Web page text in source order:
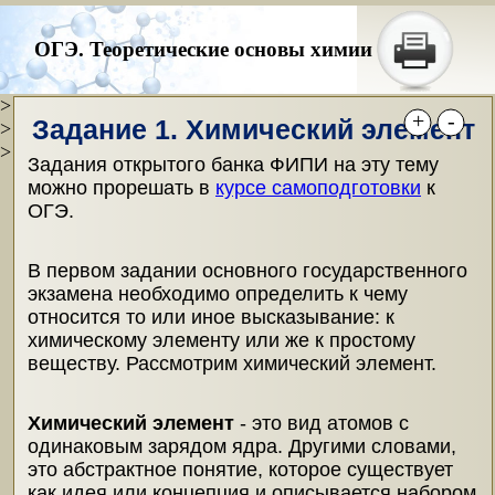
ОГЭ. Теоретические основы химии
>
>
>
Задание 1. Химический элемент
Задания открытого банка ФИПИ на эту тему
можно прорешать в курсе самоподготовки к
ОГЭ.
В первом задании основного государственного
экзамена необходимо определить к чему
относится то или иное высказывание: к
химическому элементу или же к простому
веществу. Рассмотрим химический элемент.
Химический элемент - это вид атомов с
одинаковым зарядом ядра. Другими словами,
это абстрактное понятие, которое существует
+ -